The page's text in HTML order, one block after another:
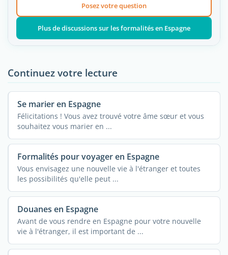
Posez votre question
Plus de discussions sur les formalités en Espagne
Continuez votre lecture
Se marier en Espagne
Félicitations ! Vous avez trouvé votre âme sœur et vous
souhaitez vous marier en ...
Formalités pour voyager en Espagne
Vous envisagez une nouvelle vie à l'étranger et toutes
les possibilités qu'elle peut ...
Douanes en Espagne
Avant de vous rendre en Espagne pour votre nouvelle
vie à l'étranger, il est important de ...